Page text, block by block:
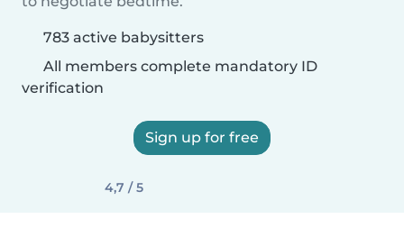
783 active babysitters
All members complete mandatory ID
verification
Sign up for free
4,7 / 5